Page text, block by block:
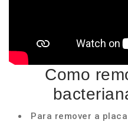
Como
Para remover a